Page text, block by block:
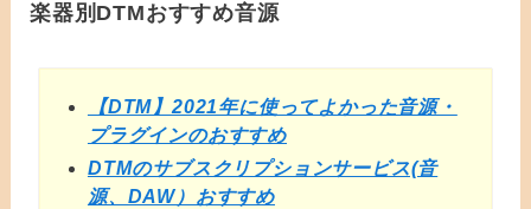
楽器別DTMおすすめ音源
【DTM】2021年に使ってよかった音源・
プラグインのおすすめ
DTMのサブスクリプションサービス(音
源、DAW）おすすめ